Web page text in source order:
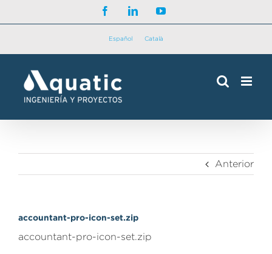
FacebookLinkedInYouTube
Español Català
Anterior
accountant-pro-icon-set.zip
accountant-pro-icon-set.zip